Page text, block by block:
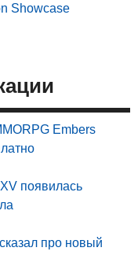
Showcase
Embers
появилась
про новый